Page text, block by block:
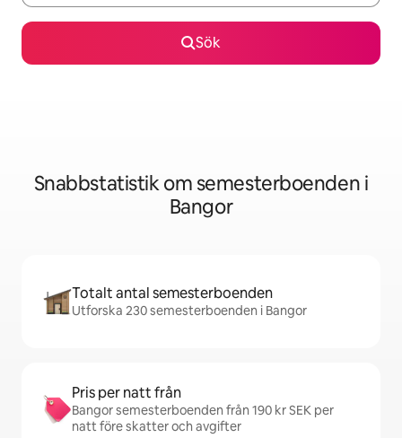
Sök
Snabbstatistik om semesterboenden i
Bangor
Totalt antal semesterboenden
Utforska 230 semesterboenden i Bangor
Pris per natt från
Bangor semesterboenden från 190 kr SEK per
natt före skatter och avgifter